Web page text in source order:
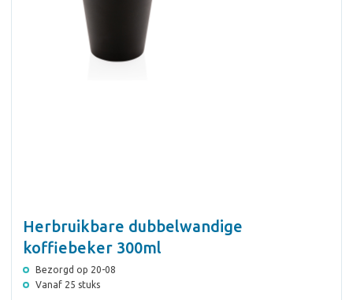
Herbruikbare dubbelwandige
koffiebeker 300ml
Bezorgd op 20-08
Vanaf 25 stuks